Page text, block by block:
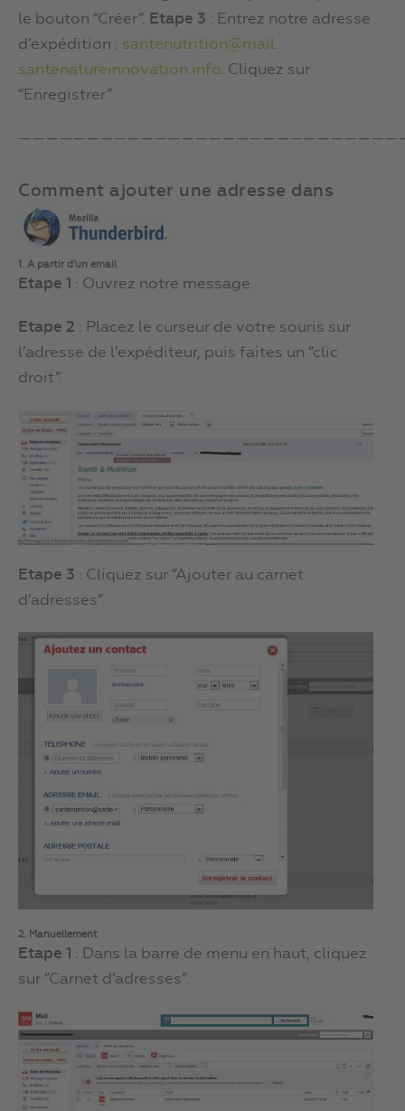
le bouton “Créer”. Etape 3 : Entrez notre adresse
d’expédition : santenutrition@mail.
santenatureinnovation.info. Cliquez sur
“Enregistrer”
Comment ajouter une adresse dans
1. A partir d’un email
Etape 1 : Ouvrez notre message.
Etape 2 : Placez le curseur de votre souris sur
l’adresse de l’expéditeur, puis faites un “clic
droit”.
Etape 3 : Cliquez sur “Ajouter au carnet
d’adresses”
2. Manuellement
Etape 1 : Dans la barre de menu en haut, cliquez
sur “Carnet d’adresses”.